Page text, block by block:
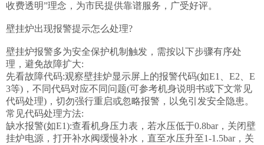
收费透明”理念，为市民提供靠谱服务，广受好评。
壁挂炉出现报警提示怎么处理?
壁挂炉报警多为安全保护机制触发，需按以下步骤有序处
理，避免故障扩大:
先看故障代码:观察壁挂炉显示屏上的报警代码(如E1、E2、E
3等)，不同代码对应不同问题(可参考机身说明书或下文常见
代码处理)，切勿强行重启或忽略报警，以免引发安全隐患。
常见代码处理方法:
缺水报警(如E1):查看机身压力表，若水压低于0.8bar，关闭壁
挂炉电源，打开补水阀缓慢补水，直至水压升至1-1.5bar，关